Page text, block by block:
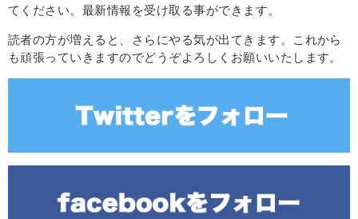
てください。最新情報を受け取る事ができます。
読者の方が増えると、さらにやる気が出てきます。これから
も頑張っていきますのでどうぞよろしくお願いいたします。